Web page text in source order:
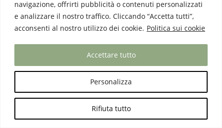
navigazione, offrirti pubblicità o contenuti personalizzati
e analizzare il nostro traffico. Cliccando “Accetta tutti”,
acconsenti al nostro utilizzo dei cookie. Politica sui cookie
Personalizza
Rifiuta tutto
Accettare tutto